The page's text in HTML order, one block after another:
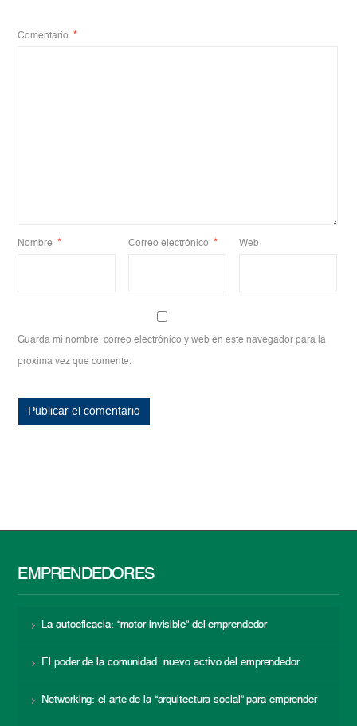
Comentario *
Nombre * Correo electrónico * Web
Guarda mi nombre, correo electrónico y web en este navegador para la
próxima vez que comente.
EMPRENDEDORES
La autoeficacia: “motor invisible” del emprendedor
El poder de la comunidad: nuevo activo del emprendedor
Networking: el arte de la “arquitectura social” para emprender